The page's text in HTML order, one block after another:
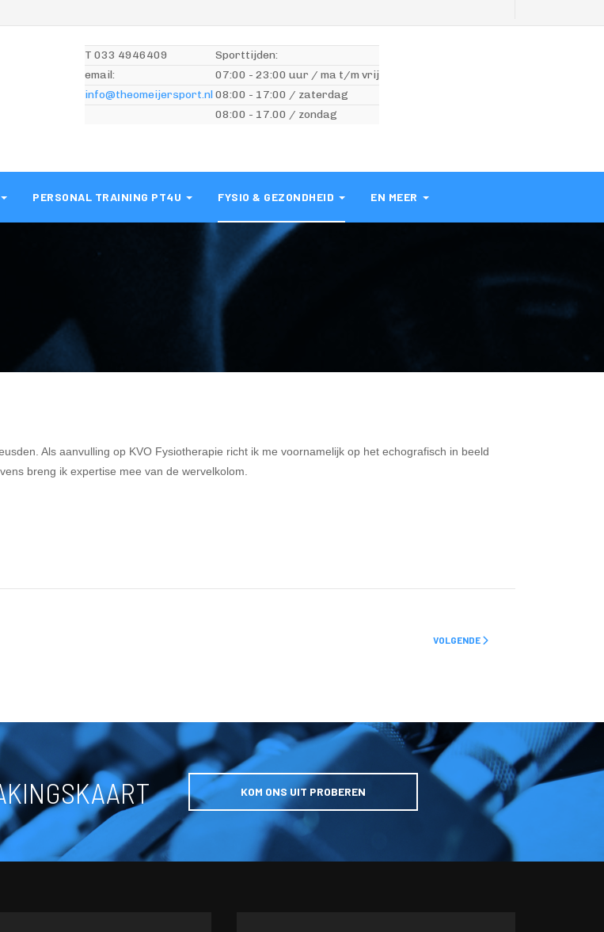
T 033 4946409
Sporttijden:
email:
07:00 - 23:00 uur / ma t/m vrij
info@theomeijersport.nl08:00 - 17:00 / zaterdag
08:00 - 17.00 / zondag
PERSONAL TRAINING PT4U FYSIO & GEZONDHEID EN MEER
Als aanvulling op KVO Fysiotherapie richt ik me voornamelijk op het echografisch in beeld
breng ik expertise mee van de wervelkolom.
VOLGENDE ARTIKEL: CONTACT &
VOLGENDE
KOM ONS UIT PROBEREN